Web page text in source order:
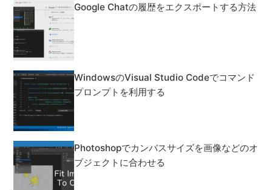
Google Chatの履歴をエクスポートする方法
WindowsのVisual Studio Codeでコマンド
プロンプトを利用する
Photoshopでカンバスサイズを画像などのオ
ブジェクトに合わせる